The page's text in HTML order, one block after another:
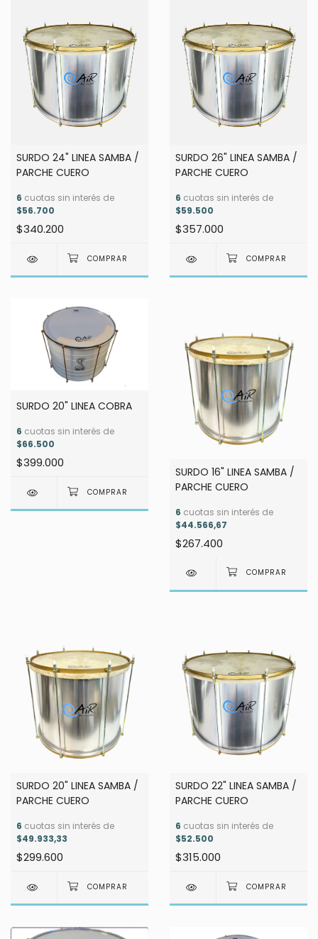
SURDO 24" LINEA SAMBA /
PARCHE CUERO
6 cuotas sin interés de
$56.700
$340.200
SURDO 26" LINEA SAMBA /
PARCHE CUERO
6 cuotas sin interés de
$59.500
$357.000
SURDO 20" LINEA COBRA
6 cuotas sin interés de
$66.500
$399.000
SURDO 16" LINEA SAMBA /
PARCHE CUERO
6 cuotas sin interés de
$44.566,67
$267.400
SURDO 20" LINEA SAMBA /
PARCHE CUERO
6 cuotas sin interés de
$49.933,33
$299.600
SURDO 22" LINEA SAMBA /
PARCHE CUERO
6 cuotas sin interés de
$52.500
$315.000